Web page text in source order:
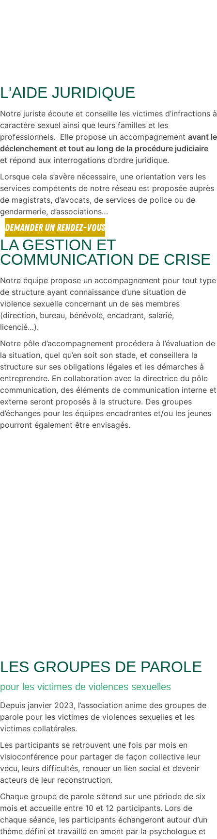
L'AIDE JURIDIQUE
Notre juriste écoute et conseille les victimes d’infractions à
caractère sexuel ainsi que leurs familles et les
professionnels. Elle propose un accompagnement avant le
déclenchement et tout au long de la procédure judiciaire
et répond aux interrogations d’ordre juridique.
Lorsque cela s’avère nécessaire, une orientation vers les
services compétents de notre réseau est proposée auprès
de magistrats, d’avocats, de services de police ou de
gendarmerie, d’associations…
DEMANDER UN RENDEZ-VOUS
LA GESTION ET
COMMUNICATION DE CRISE
Notre équipe propose un accompagnement pour tout type
de structure ayant connaissance d’une situation de
violence sexuelle concernant un de ses membres
(direction, bureau, bénévole, encadrant, salarié,
licencié…).
Notre pôle d’accompagnement procédera à l’évaluation de
la situation, quel qu’en soit son stade, et conseillera la
structure sur ses obligations légales et les démarches à
entreprendre. En collaboration avec la directrice du pôle
communication, des éléments de communication interne et
externe seront proposés à la structure. Des groupes
d’échanges pour les équipes encadrantes et/ou les jeunes
pourront également être envisagés.
LES GROUPES DE PAROLE
pour les victimes de violences sexuelles
Depuis janvier 2023, l’association anime des groupes de
parole pour les victimes de violences sexuelles et les
victimes collatérales.
Les participants se retrouvent une fois par mois en
visioconférence pour partager de façon collective leur
vécu, leurs difficultés, renouer un lien social et devenir
acteurs de leur reconstruction.
Chaque groupe de parole s’étend sur une période de six
mois et accueille entre 10 et 12 participants. Lors de
chaque séance, les participants échangeront autour d’un
thème défini et travaillé en amont par la psychologue et